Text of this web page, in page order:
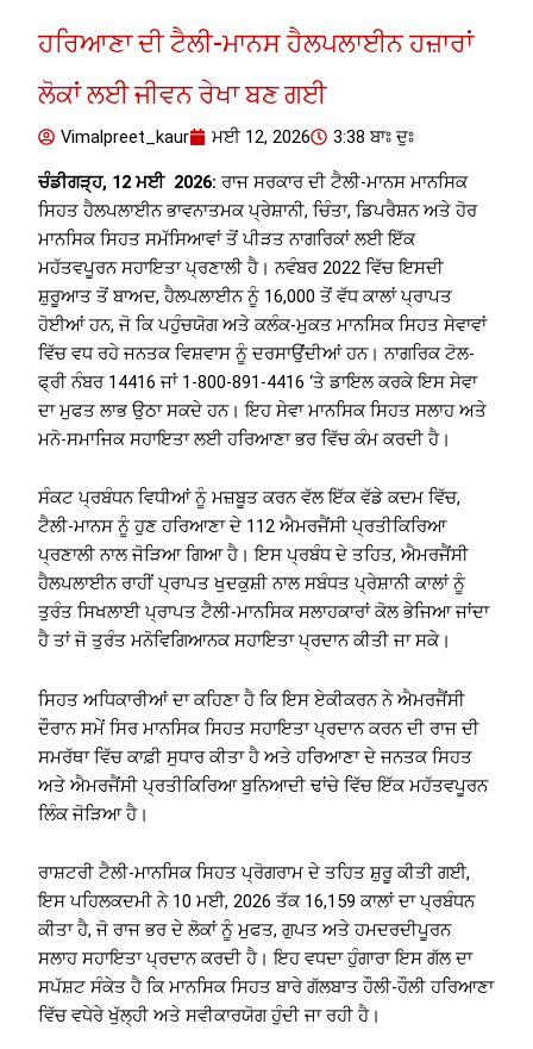
ਹਰਿਆਣਾ ਦੀ ਟੈਲੀ-ਮਾਨਸ ਹੈਲਪਲਾਈਨ ਹਜ਼ਾਰਾਂ
ਲੋਕਾਂ ਲਈ ਜੀਵਨ ਰੇਖਾ ਬਣ ਗਈ
Vimalpreet_kaur ਮਈ 12, 2026 3:38 ਬਾਃ ਦੁਃ
ਚੰਡੀਗੜ੍ਹ, 12 ਮਈ 2026: ਰਾਜ ਸਰਕਾਰ ਦੀ ਟੈਲੀ-ਮਾਨਸ ਮਾਨਸਿਕ
ਸਿਹਤ ਹੈਲਪਲਾਈਨ ਭਾਵਨਾਤਮਕ ਪ੍ਰੇਸ਼ਾਨੀ, ਚਿੰਤਾ, ਡਿਪਰੈਸ਼ਨ ਅਤੇ ਹੋਰ
ਮਾਨਸਿਕ ਸਿਹਤ ਸਮੱਸਿਆਵਾਂ ਤੋਂ ਪੀੜਤ ਨਾਗਰਿਕਾਂ ਲਈ ਇੱਕ
ਮਹੱਤਵਪੂਰਨ ਸਹਾਇਤਾ ਪ੍ਰਣਾਲੀ ਹੈ। ਨਵੰਬਰ 2022 ਵਿੱਚ ਇਸਦੀ
ਸ਼ੁਰੂਆਤ ਤੋਂ ਬਾਅਦ, ਹੈਲਪਲਾਈਨ ਨੂੰ 16,000 ਤੋਂ ਵੱਧ ਕਾਲਾਂ ਪ੍ਰਾਪਤ
ਹੋਈਆਂ ਹਨ, ਜੋ ਕਿ ਪਹੁੰਚਯੋਗ ਅਤੇ ਕਲੰਕ-ਮੁਕਤ ਮਾਨਸਿਕ ਸਿਹਤ ਸੇਵਾਵਾਂ
ਵਿੱਚ ਵਧ ਰਹੇ ਜਨਤਕ ਵਿਸ਼ਵਾਸ ਨੂੰ ਦਰਸਾਉਂਦੀਆਂ ਹਨ। ਨਾਗਰਿਕ ਟੋਲ-
ਫ੍ਰੀ ਨੰਬਰ 14416 ਜਾਂ 1-800-891-4416 ‘ਤੇ ਡਾਇਲ ਕਰਕੇ ਇਸ ਸੇਵਾ
ਦਾ ਮੁਫਤ ਲਾਭ ਉਠਾ ਸਕਦੇ ਹਨ। ਇਹ ਸੇਵਾ ਮਾਨਸਿਕ ਸਿਹਤ ਸਲਾਹ ਅਤੇ
ਮਨੋ-ਸਮਾਜਿਕ ਸਹਾਇਤਾ ਲਈ ਹਰਿਆਣਾ ਭਰ ਵਿੱਚ ਕੰਮ ਕਰਦੀ ਹੈ।
ਸੰਕਟ ਪ੍ਰਬੰਧਨ ਵਿਧੀਆਂ ਨੂੰ ਮਜ਼ਬੂਤ ​​ਕਰਨ ਵੱਲ ਇੱਕ ਵੱਡੇ ਕਦਮ ਵਿੱਚ,
ਟੈਲੀ-ਮਾਨਸ ਨੂੰ ਹੁਣ ਹਰਿਆਣਾ ਦੇ 112 ਐਮਰਜੈਂਸੀ ਪ੍ਰਤੀਕਿਰਿਆ
ਪ੍ਰਣਾਲੀ ਨਾਲ ਜੋੜਿਆ ਗਿਆ ਹੈ। ਇਸ ਪ੍ਰਬੰਧ ਦੇ ਤਹਿਤ, ਐਮਰਜੈਂਸੀ
ਹੈਲਪਲਾਈਨ ਰਾਹੀਂ ਪ੍ਰਾਪਤ ਖੁਦਕੁਸ਼ੀ ਨਾਲ ਸਬੰਧਤ ਪ੍ਰੇਸ਼ਾਨੀ ਕਾਲਾਂ ਨੂੰ
ਤੁਰੰਤ ਸਿਖਲਾਈ ਪ੍ਰਾਪਤ ਟੈਲੀ-ਮਾਨਸਿਕ ਸਲਾਹਕਾਰਾਂ ਕੋਲ ਭੇਜਿਆ ਜਾਂਦਾ
ਹੈ ਤਾਂ ਜੋ ਤੁਰੰਤ ਮਨੋਵਿਗਿਆਨਕ ਸਹਾਇਤਾ ਪ੍ਰਦਾਨ ਕੀਤੀ ਜਾ ਸਕੇ।
ਸਿਹਤ ਅਧਿਕਾਰੀਆਂ ਦਾ ਕਹਿਣਾ ਹੈ ਕਿ ਇਸ ਏਕੀਕਰਨ ਨੇ ਐਮਰਜੈਂਸੀ
ਦੌਰਾਨ ਸਮੇਂ ਸਿਰ ਮਾਨਸਿਕ ਸਿਹਤ ਸਹਾਇਤਾ ਪ੍ਰਦਾਨ ਕਰਨ ਦੀ ਰਾਜ ਦੀ
ਸਮਰੱਥਾ ਵਿੱਚ ਕਾਫ਼ੀ ਸੁਧਾਰ ਕੀਤਾ ਹੈ ਅਤੇ ਹਰਿਆਣਾ ਦੇ ਜਨਤਕ ਸਿਹਤ
ਅਤੇ ਐਮਰਜੈਂਸੀ ਪ੍ਰਤੀਕਿਰਿਆ ਬੁਨਿਆਦੀ ਢਾਂਚੇ ਵਿੱਚ ਇੱਕ ਮਹੱਤਵਪੂਰਨ
ਲਿੰਕ ਜੋੜਿਆ ਹੈ।
ਰਾਸ਼ਟਰੀ ਟੈਲੀ-ਮਾਨਸਿਕ ਸਿਹਤ ਪ੍ਰੋਗਰਾਮ ਦੇ ਤਹਿਤ ਸ਼ੁਰੂ ਕੀਤੀ ਗਈ,
ਇਸ ਪਹਿਲਕਦਮੀ ਨੇ 10 ਮਈ, 2026 ਤੱਕ 16,159 ਕਾਲਾਂ ਦਾ ਪ੍ਰਬੰਧਨ
ਕੀਤਾ ਹੈ, ਜੋ ਰਾਜ ਭਰ ਦੇ ਲੋਕਾਂ ਨੂੰ ਮੁਫਤ, ਗੁਪਤ ਅਤੇ ਹਮਦਰਦੀਪੂਰਨ
ਸਲਾਹ ਸਹਾਇਤਾ ਪ੍ਰਦਾਨ ਕਰਦੀ ਹੈ। ਇਹ ਵਧਦਾ ਹੁੰਗਾਰਾ ਇਸ ਗੱਲ ਦਾ
ਸਪੱਸ਼ਟ ਸੰਕੇਤ ਹੈ ਕਿ ਮਾਨਸਿਕ ਸਿਹਤ ਬਾਰੇ ਗੱਲਬਾਤ ਹੌਲੀ-ਹੌਲੀ ਹਰਿਆਣਾ
ਵਿੱਚ ਵਧੇਰੇ ਖੁੱਲ੍ਹੀ ਅਤੇ ਸਵੀਕਾਰਯੋਗ ਹੁੰਦੀ ਜਾ ਰਹੀ ਹੈ।